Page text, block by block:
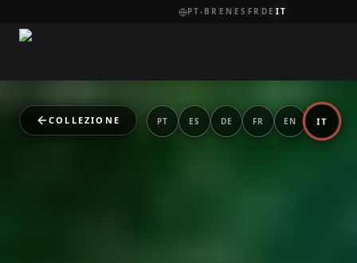
PT-BR EN ES FR DE IT
COLLEZIONE PT ES DE FR EN IT